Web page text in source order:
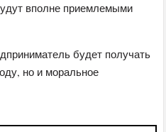
вполне приемлемыми
будет получать
но и моральное